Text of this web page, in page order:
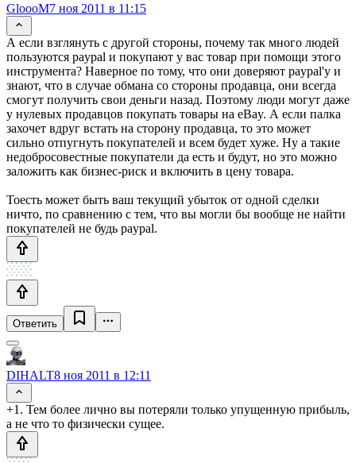
GloooM7 ноя 2011 в 11:15
А если взглянуть с другой стороны, почему так много людей
пользуются paypal и покупают у вас товар при помощи этого
инструмента? Наверное по тому, что они доверяют paypal'у и
знают, что в случае обмана со стороны продавца, они всегда
смогут получить свои деньги назад. Поэтому люди могут даже
у нулевых продавцов покупать товары на eBay. А если палка
захочет вдруг встать на сторону продавца, то это может
сильно отпугнуть покупателей и всем будет хуже. Ну а такие
недобросовестные покупатели да есть и будут, но это можно
заложить как бизнес-риск и включить в цену товара.
Тоесть может быть ваш текущий убыток от одной сделки
ничто, по сравнению с тем, что вы могли бы вообще не найти
покупателей не будь paypal.
Ответить
DIHALT8 ноя 2011 в 12:11
+1. Тем более лично вы потеряли только упущенную прибыль,
а не что то физически сущее.